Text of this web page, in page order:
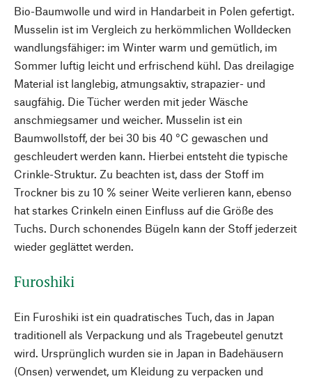
Bio-Baumwolle und wird in Handarbeit in Polen gefertigt.
Musselin ist im Vergleich zu herkömmlichen Wolldecken
wandlungsfähiger: im Winter warm und gemütlich, im
Sommer luftig leicht und erfrischend kühl. Das dreilagige
Material ist langlebig, atmungsaktiv, strapazier- und
saugfähig. Die Tücher werden mit jeder Wäsche
anschmiegsamer und weicher. Musselin ist ein
Baumwollstoff, der bei 30 bis 40 °C gewaschen und
geschleudert werden kann. Hierbei entsteht die typische
Crinkle-Struktur. Zu beachten ist, dass der Stoff im
Trockner bis zu 10 % seiner Weite verlieren kann, ebenso
hat starkes Crinkeln einen Einfluss auf die Größe des
Tuchs. Durch schonendes Bügeln kann der Stoff jederzeit
wieder geglättet werden.
Furoshiki
Ein Furoshiki ist ein quadratisches Tuch, das in Japan
traditionell als Verpackung und als Tragebeutel genutzt
wird. Ursprünglich wurden sie in Japan in Badehäusern
(Onsen) verwendet, um Kleidung zu verpacken und